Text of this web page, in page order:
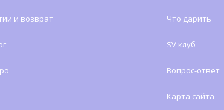
и возврат Что дарить
SV клуб
Вопрос-ответ
Карта сайта